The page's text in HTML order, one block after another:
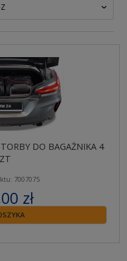
DO BAGAŻNIKA 4
7007075
zł
VAT